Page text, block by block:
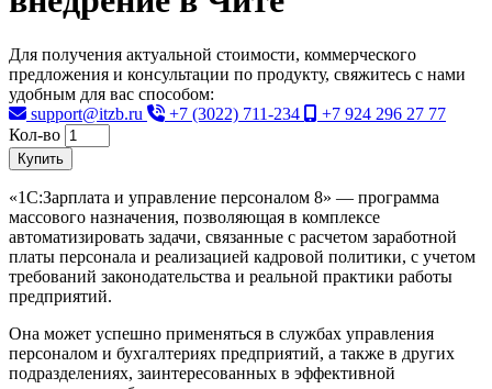
Для получения актуальной стоимости, коммерческого
предложения и консультации по продукту, свяжитесь с нами
удобным для вас способом:
support@itzb.ru
+7 (3022) 711-234
+7 924 296 27 77
Кол-во
Купить
«1С:Зарплата и управление персоналом 8» — программа
массового назначения, позволяющая в комплексе
автоматизировать задачи, связанные с расчетом заработной
платы персонала и реализацией кадровой политики, с учетом
требований законодательства и реальной практики работы
предприятий.
Она может успешно применяться в службах управления
персоналом и бухгалтериях предприятий, а также в других
подразделениях, заинтересованных в эффективной